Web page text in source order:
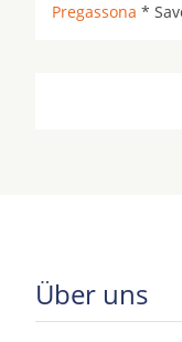
Pregassona *
Über uns